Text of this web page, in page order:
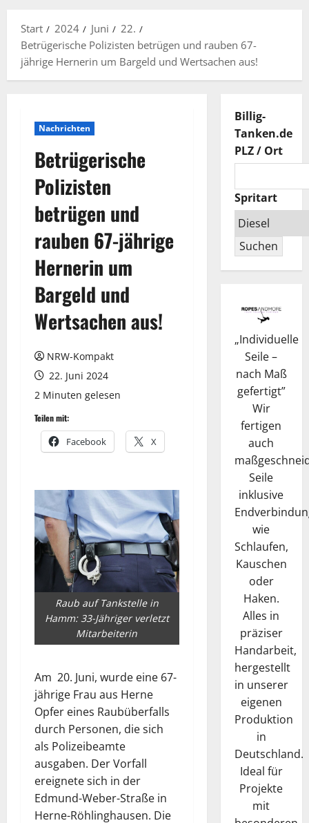
Start 2024 Juni
22.
Betrügerische Polizisten betrügen und rauben 67-
jährige Hernerin um Bargeld und Wertsachen aus!
Nachrichten
Betrügerische
Polizisten
betrügen und
rauben 67-jährige
Hernerin um
Bargeld und
Wertsachen aus!
NRW-Kompakt
22. Juni 2024
2 Minuten gelesen
Teilen mit:
Facebook X
Raub auf Tankstelle in
Hamm: 33-Jähriger verletzt
Mitarbeiterin
Am 20. Juni, wurde eine 67-
jährige Frau aus Herne
Opfer eines Raubüberfalls
durch Personen, die sich
als Polizeibeamte
ausgaben. Der Vorfall
ereignete sich in der
Edmund-Weber-Straße in
Herne-Röhlinghausen. Die
Billig-
Tanken.de
PLZ / Ort
Spritart
Suchen
„Individuelle
Seile –
nach Maß
gefertigt”
Wir
fertigen
auch
Seile
inklusive
wie
Schlaufen,
Kauschen
oder
Haken.
Alles in
präziser
Handarbeit,
hergestellt
in unserer
eigenen
Produktion
in
Deutschland.
Ideal für
Projekte
mit